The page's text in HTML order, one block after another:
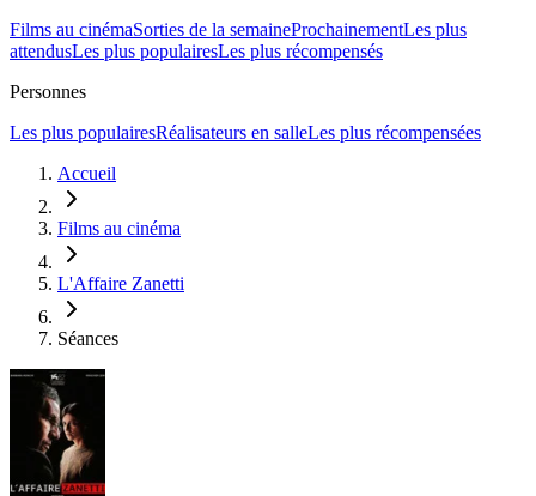
Films au cinémaSorties de la semaineProchainementLes plus
attendusLes plus populairesLes plus récompensés
Personnes
Les plus populairesRéalisateurs en salleLes plus récompensées
Accueil
Films au cinéma
L'Affaire Zanetti
Séances